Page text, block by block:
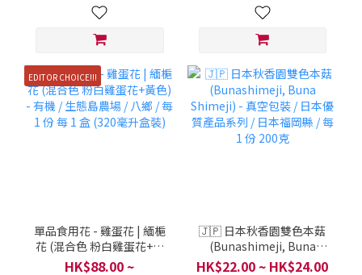
井村 / 1 份 300克
EDITOR CHOICE!!!
單品食用花 - 雞蛋花 | 緬梔
花 (混合色 粉白雞蛋花+黃
色) - 有機 / 生態島農場 / 八
HK$88.00 ~
🇯🇵 日本秋香園雙色本菇
(Bunashimeji, Buna
Shimeji) - 真空包裝 / 日本
HK$22.00 ~ HK$24.00